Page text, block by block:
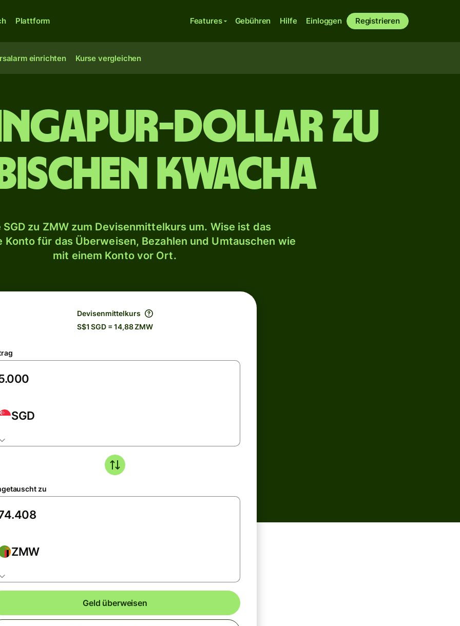
Plattform Features Gebühren Hilfe Einloggen Registrieren
einrichten Kurse vergleichen
Dollar zu
Kwacha
SGD zu ZMW zum Devisenmittelkurs um. Wise ist das
Konto für das Überweisen, Bezahlen und Umtauschen wie
mit einem Konto vor Ort.
Devisenmittelkurs
S$1 SGD = 14,88 ZMW
SGD
zu
ZMW
Geld überweisen